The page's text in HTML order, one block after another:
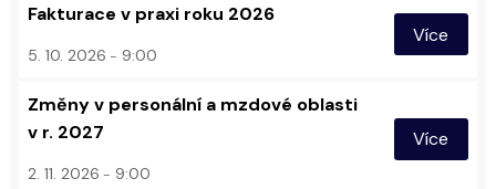
Fakturace v praxi roku 2026
5. 10. 2026 9:00
Více
Změny v personální a mzdové oblasti
v r. 2027
2. 11. 2026 9:00
Více